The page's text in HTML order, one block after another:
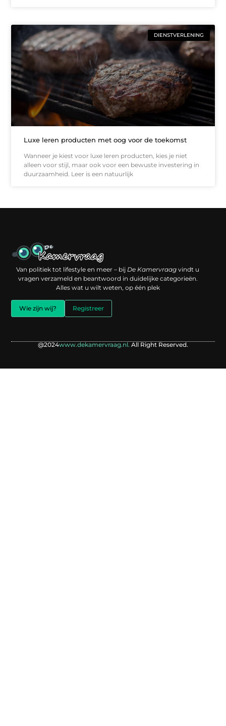
DIENSTVERLENING
Luxe leren producten met oog voor de toekomst
Wanneer je kiest voor luxe leren producten, kies je niet
alleen voor stijl, maar ook voor een bewuste investering in
duurzaamheid. Leer is een natuurlijk
Van politiek tot lifestyle en meer – bijDe Kamervraag vindt u
vragen verzameld en beantwoord in duidelijke categorieën.
Alles wat u wilt weten, op één plek
Wie zijn wij? Registreer
@2024www.dekamervraag.nl. All Right Reserved.